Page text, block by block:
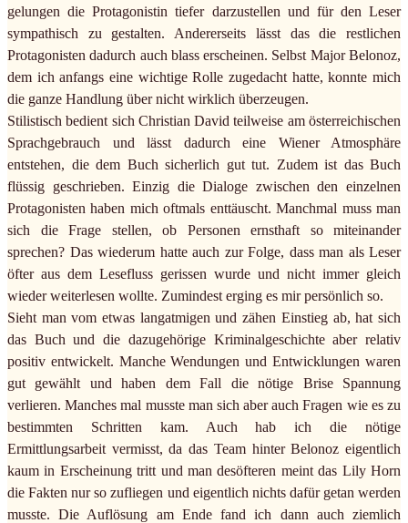
gelungen die Protagonistin tiefer darzustellen und für den Leser
sympathisch zu gestalten. Andererseits lässt das die restlichen
Protagonisten dadurch auch blass erscheinen. Selbst Major Belonoz,
dem ich anfangs eine wichtige Rolle zugedacht hatte, konnte mich
die ganze Handlung über nicht wirklich überzeugen.
Stilistisch bedient sich Christian David teilweise am österreichischen
Sprachgebrauch und lässt dadurch eine Wiener Atmosphäre
entstehen, die dem Buch sicherlich gut tut. Zudem ist das Buch
flüssig geschrieben. Einzig die Dialoge zwischen den einzelnen
Protagonisten haben mich oftmals enttäuscht. Manchmal muss man
sich die Frage stellen, ob Personen ernsthaft so miteinander
sprechen? Das wiederum hatte auch zur Folge, dass man als Leser
öfter aus dem Lesefluss gerissen wurde und nicht immer gleich
wieder weiterlesen wollte. Zumindest erging es mir persönlich so.
Sieht man vom etwas langatmigen und zähen Einstieg ab, hat sich
das Buch und die dazugehörige Kriminalgeschichte aber relativ
positiv entwickelt. Manche Wendungen und Entwicklungen waren
gut gewählt und haben dem Fall die nötige Brise Spannung
verlieren. Manches mal musste man sich aber auch Fragen wie es zu
bestimmten Schritten kam. Auch hab ich die nötige
Ermittlungsarbeit vermisst, da das Team hinter Belonoz eigentlich
kaum in Erscheinung tritt und man desöfteren meint das Lily Horn
die Fakten nur so zufliegen und eigentlich nichts dafür getan werden
musste. Die Auflösung am Ende fand ich dann auch ziemlich